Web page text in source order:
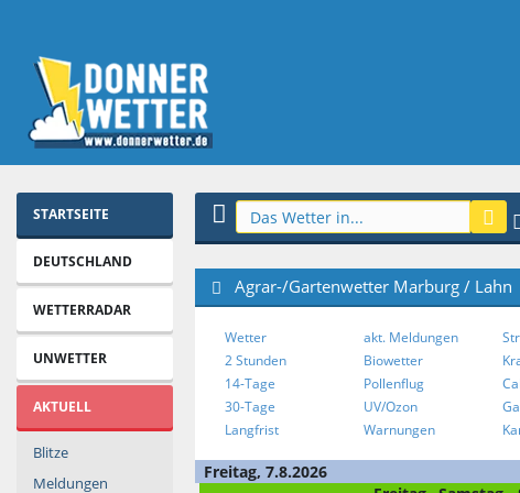
STARTSEITE
DEUTSCHLAND
WETTERRADAR
UNWETTER
AKTUELL
Blitze
Meldungen
Agrar-/Gartenwetter Marburg / Lahn
Wetter
2 Stunden
14-Tage
30-Tage
Langfrist
akt. Meldungen
Biowetter
Pollenflug
UV/Ozon
Warnungen
Freitag, 7.8.2026